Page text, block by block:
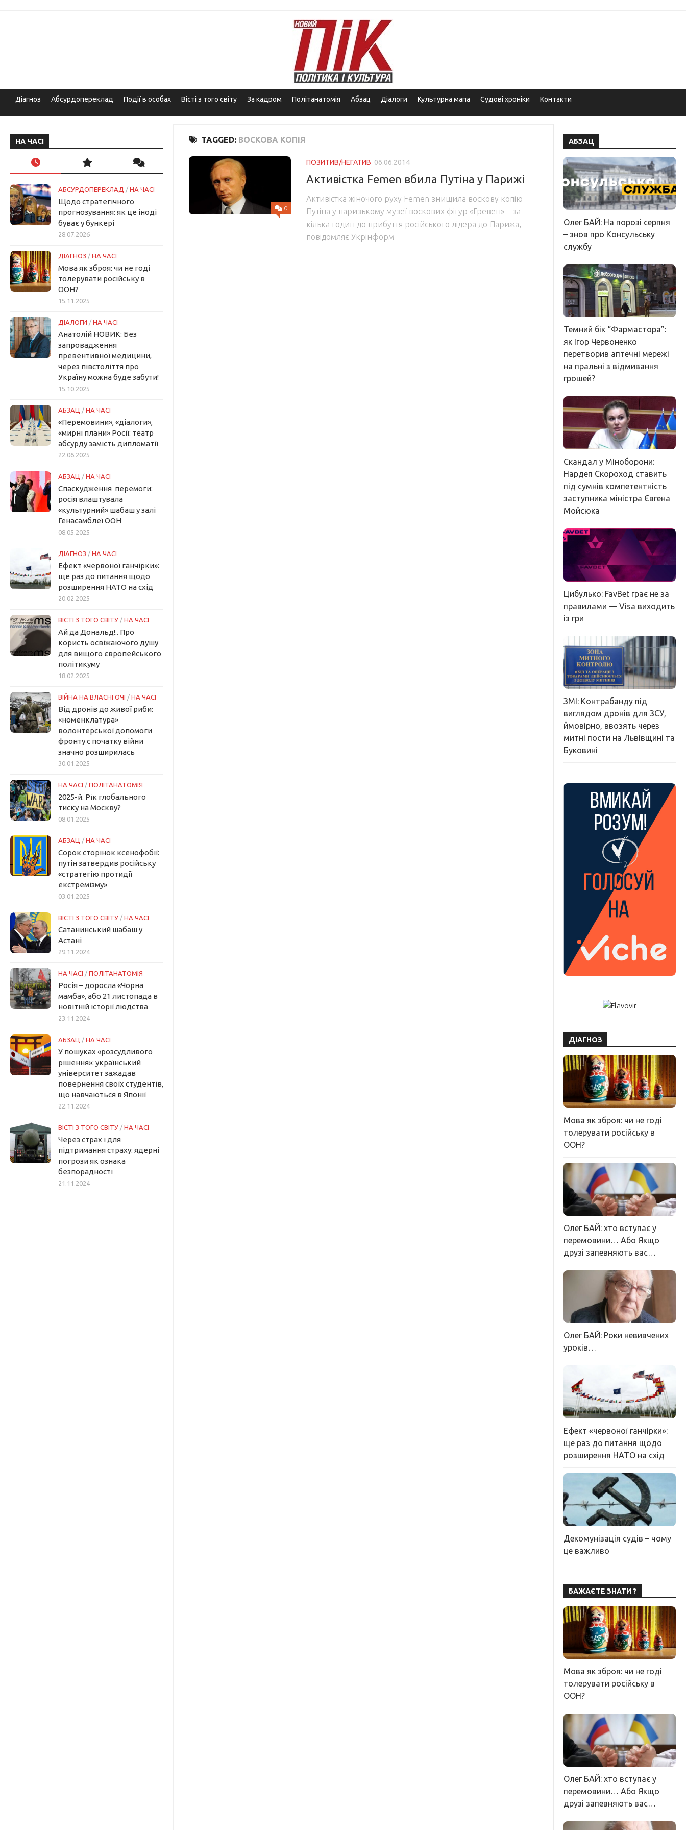
Діагноз Абсурдопереклад Події в особах Вісті з того світу За кадром Політанатомія Абзац Діалоги Культурна мапа Судові хроніки Контакти
TAGGED: ВОСКОВА КОПІЯ
0
ПОЗИТИВ/НЕГАТИВ 06.06.2014
Активістка Femen вбила Путіна у Парижі
Активістка жіночого руху Femen знищила воскову копію
Путіна у паризькому музеї воскових фігур «Гревен» – за
кілька годин до прибуття російського лідера до Парижа,
повідомляє Укрінформ
НА ЧАСІ
АБСУРДОПЕРЕКЛАД / НА ЧАСІ
Щодо стратегічного
прогнозування: як це іноді
буває у бункері
28.07.2026
ДІАГНОЗ / НА ЧАСІ
Мова як зброя: чи не годі
толерувати російську в
ООН?
15.11.2025
ДІАЛОГИ / НА ЧАСІ
Анатолій НОВИК: Без
запровадження
превентивної медицини,
через півстоліття про
Україну можна буде забути!
15.10.2025
АБЗАЦ / НА ЧАСІ
«Перемовини», «діалоги»,
«мирні плани» Росії: театр
абсурду замість дипломатії
22.06.2025
АБЗАЦ / НА ЧАСІ
Спаскудження перемоги:
росія влаштувала
«культурний» шабаш у залі
Генасамблеї ООН
08.05.2025
ДІАГНОЗ / НА ЧАСІ
Ефект «червоної ганчірки»:
ще раз до питання щодо
розширення НАТО на схід
20.02.2025
ВІСТІ З ТОГО СВІТУ / НА ЧАСІ
Ай да Дональд!.. Про
користь освіжаючого душу
для вищого європейського
політикуму
18.02.2025
ВІЙНА НА ВЛАСНІ ОЧІ / НА ЧАСІ
Від дронів до живої риби:
«номенклатура»
волонтерської допомоги
фронту с початку війни
значно розширилась
30.01.2025
НА ЧАСІ / ПОЛІТАНАТОМІЯ
2025-й. Рік глобального
тиску на Москву?
08.01.2025
АБЗАЦ / НА ЧАСІ
Сорок сторінок ксенофобії:
путін затвердив російську
«стратегію протидії
екстремізму»
03.01.2025
ВІСТІ З ТОГО СВІТУ / НА ЧАСІ
Сатанинський шабаш у
Астані
29.11.2024
НА ЧАСІ / ПОЛІТАНАТОМІЯ
Росія – доросла «Чорна
мамба», або 21 листопада в
новітній історії людства
23.11.2024
АБЗАЦ / НА ЧАСІ
У пошуках «розсудливого
рішення»: український
університет зажадав
повернення своїх студентів,
що навчаються в Японії
22.11.2024
ВІСТІ З ТОГО СВІТУ / НА ЧАСІ
Через страх і для
підтримання страху: ядерні
погрози як ознака
безпорадності
21.11.2024
АБЗАЦ
Олег БАЙ: На порозі серпня
– знов про Консульську
службу
Темний бік “Фармастора”:
як Ігор Червоненко
перетворив аптечні мережі
на пральні з відмивання
грошей?
Скандал у Міноборони:
Нардеп Скороход ставить
під сумнів компетентність
заступника міністра Євгена
Мойсюка
Цибулько: FavBet грає не за
правилами — Visa виходить
із гри
ЗМІ: Контрабанду під
виглядом дронів для ЗСУ,
ймовірно, ввозять через
митні пости на Львівщині та
Буковині
ДІАГНОЗ
Мова як зброя: чи не годі
толерувати російську в
ООН?
Олег БАЙ: хто вступає у
перемовини… Або Якщо
друзі запевняють вас…
Олег БАЙ: Роки невивчених
уроків…
Ефект «червоної ганчірки»:
ще раз до питання щодо
розширення НАТО на схід
Декомунізація судів – чому
це важливо
БАЖАЄТЕ ЗНАТИ ?
Мова як зброя: чи не годі
толерувати російську в
ООН?
Олег БАЙ: хто вступає у
перемовини… Або Якщо
друзі запевняють вас…